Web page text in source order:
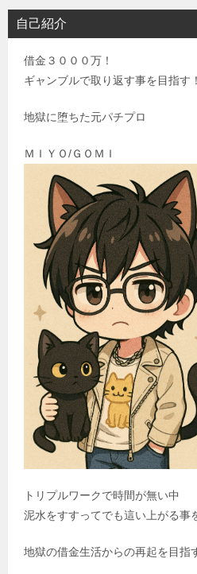
自己紹介
借金３０００万！
ギャンブルで取り返す事を目指す！
地獄に堕ちた元パチプロ
ＭＩＹＯ/ＧＯＭＩ
トリプルワークで時間が無い中
泥水をすすってでも這い上がる事
地獄の借金生活からの再起を目指